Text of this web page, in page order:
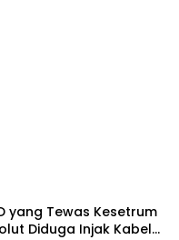
yang Tewas Kesetrum
Diduga Injak Kabel